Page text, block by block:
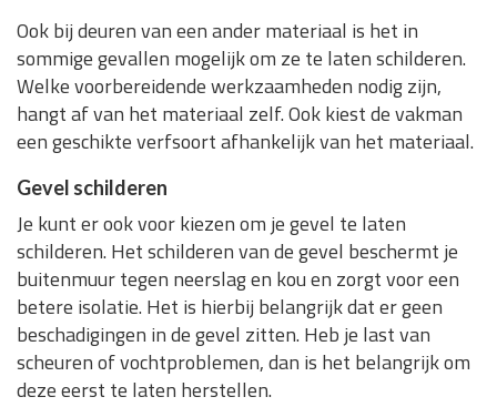
Ook bij deuren van een ander materiaal is het in
sommige gevallen mogelijk om ze te laten schilderen.
Welke voorbereidende werkzaamheden nodig zijn,
hangt af van het materiaal zelf. Ook kiest de vakman
een geschikte verfsoort afhankelijk van het materiaal.
Gevel schilderen
Je kunt er ook voor kiezen om je gevel te laten
schilderen. Het schilderen van de gevel beschermt je
buitenmuur tegen neerslag en kou en zorgt voor een
betere isolatie. Het is hierbij belangrijk dat er geen
beschadigingen in de gevel zitten. Heb je last van
scheuren of vochtproblemen, dan is het belangrijk om
deze eerst te laten herstellen.